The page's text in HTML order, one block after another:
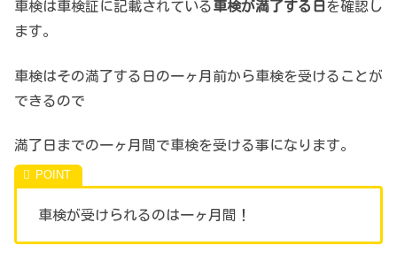
車検は車検証に記載されている車検が満了する日 を確認し
ます。
車検はその満了する日の一ヶ月前から車検を受けることが
できるので
満了日までの一ヶ月間で車検を受ける事になります。
車検が受けられるのは一ヶ月間！